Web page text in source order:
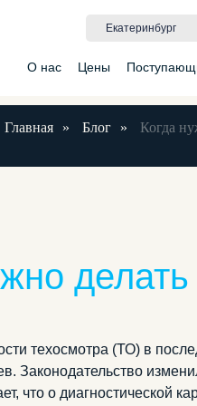
Екатеринбург
О нас Цены
Классы
Категория
Главная » Блог » Когда
техосмотра (ТО) в
Законодательство
что о диагностической